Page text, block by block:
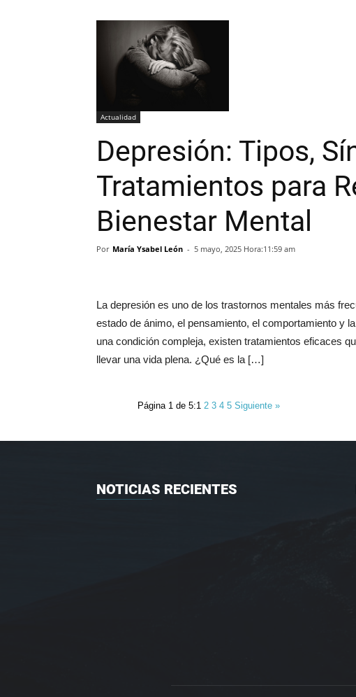
Actualidad
Depresión: Tipos,
Tratamientos para
Bienestar Mental
Por María Ysabel León - 5 mayo, 2025 Hora:11:59 am
La depresión es uno de los trastornos mentales más
estado de ánimo, el pensamiento, el comportamiento y
una condición compleja, existen tratamientos eficaces
llevar una vida plena. ¿Qué es la […]
Página 1 de 5:1 2345Siguiente »
NOTICIAS RECIENTES